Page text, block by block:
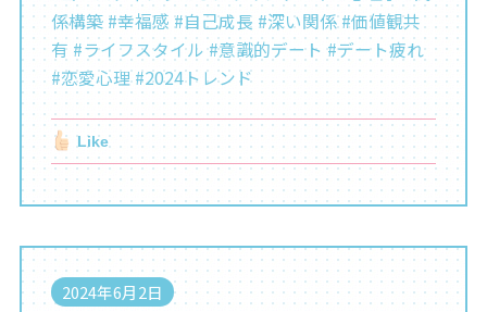
係構築 #幸福感 #自己成長 #深い関係 #価値観共
有 #ライフスタイル #意識的デート #デート疲れ
#恋愛心理 #2024トレンド
Like
2024年6月2日